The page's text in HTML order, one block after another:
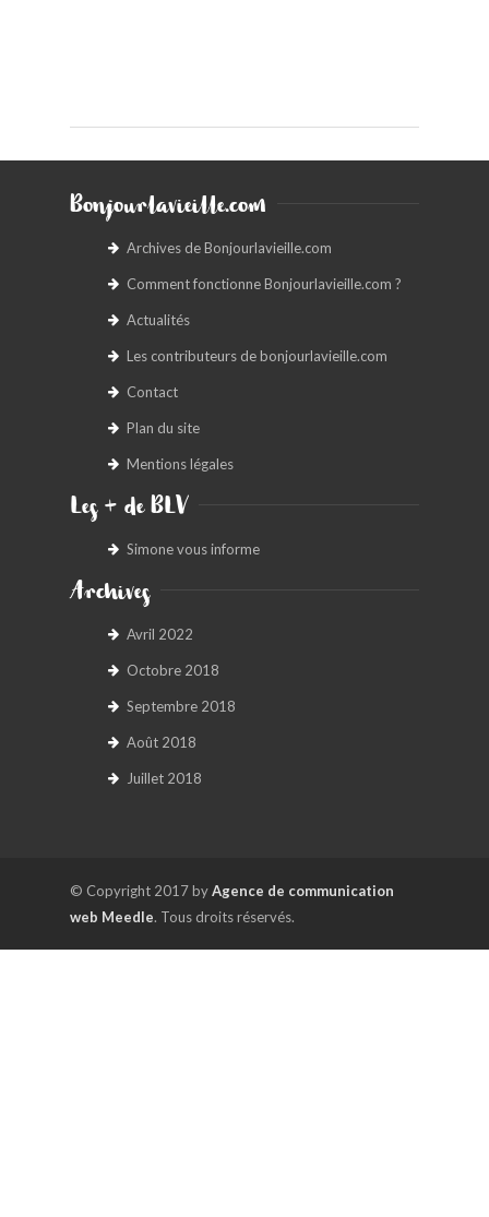
Bonjourlavieille.com
Archives de Bonjourlavieille.com
Comment fonctionne Bonjourlavieille.com ?
Actualités
Les contributeurs de bonjourlavieille.com
Contact
Plan du site
Mentions légales
Les + de BLV
Simone vous informe
Archives
Avril 2022
Octobre 2018
Septembre 2018
Août 2018
Juillet 2018
© Copyright 2017 byAgence de communication
web Meedle. Tous droits réservés.